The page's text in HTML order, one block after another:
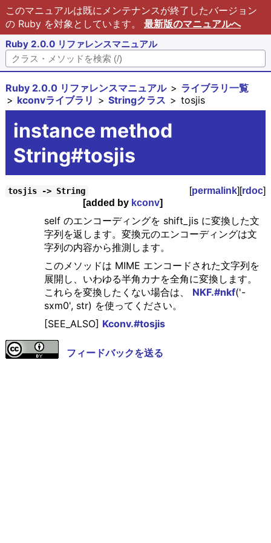
このマニュアルは既にメンテナンスが終了したバージョン
の Ruby を対象としています。 最新版のマニュアルへ
Ruby 2.0.0 リファレンスマニュアル
Ruby 2.0.0 リファレンスマニュアル
ライブラリ一覧
kconvライブラリ
Stringクラス tosjis
instance method
String#tosjis
tosjis -> String [permalink][rdoc]
[added by kconv]
self のエンコーディングを shift_jis に変換した文
字列を返します。変換元のエンコーディングは文
字列の内容から推測します。
このメソッドは MIME エンコードされた文字列を
展開し、いわゆる半角カナを全角に変換します。
これらを変換したくない場合は、 NKF.#nkf('-
sxm0', str) を使ってください。
[SEE_ALSO] Kconv.#tosjis
フィードバックを送る